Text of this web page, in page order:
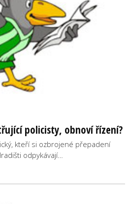
policisty, obnoví řízení?
kteří si ozbrojené přepadení
odpykávají…